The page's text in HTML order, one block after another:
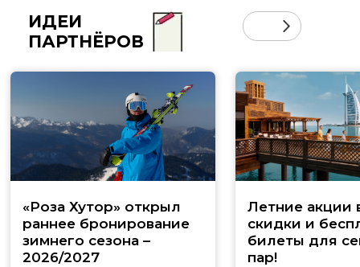
ИДЕИ
ПАРТНЁРОВ
«Роза Хутор» открыл
раннее бронирование
зимнего сезона –
2026/2027
Летние акции
скидки и
билеты для
пар!